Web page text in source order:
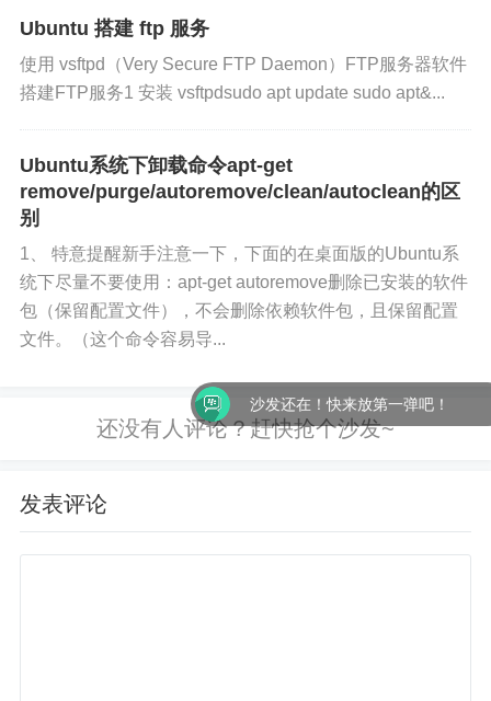
https://cn.ubuntu.com/download启动盘
Ubuntu 搭建 ftp 服务
使用 vsftpd（Very Secure FTP Daemon）FTP服务器软件
搭建FTP服务1 安装 vsftpdsudo apt update sudo apt&...
Ubuntu系统下卸载命令apt-get
remove/purge/autoremove/clean/autoclean的区
别
1、 特意提醒新手注意一下，下面的在桌面版的Ubuntu系
统下尽量不要使用：apt-get autoremove删除已安装的软件
包（保留配置文件），不会删除依赖软件包，且保留配置
文件。（这个命令容易导...
发表评论
沙发还在！快来放第一弹吧！